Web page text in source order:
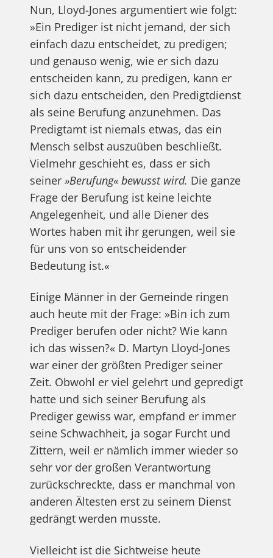
Nun, Lloyd-Jones argumentiert wie folgt:
»Ein Prediger ist nicht jemand, der sich
einfach dazu entscheidet, zu predigen;
und genauso wenig, wie er sich dazu
entscheiden kann, zu predigen, kann er
sich dazu entscheiden, den Predigtdienst
als seine Berufung anzunehmen. Das
Predigtamt ist niemals etwas, das ein
Mensch selbst auszuüben beschließt.
Vielmehr geschieht es, dass er sich
seiner »Berufung« bewusst wird. Die ganze
Frage der Berufung ist keine leichte
Angelegenheit, und alle Diener des
Wortes haben mit ihr gerungen, weil sie
für uns von so entscheidender
Bedeutung ist.«
Einige Männer in der Gemeinde ringen
auch heute mit der Frage: »Bin ich zum
Prediger berufen oder nicht? Wie kann
ich das wissen?« D. Martyn Lloyd-Jones
war einer der größten Prediger seiner
Zeit. Obwohl er viel gelehrt und gepredigt
hatte und sich seiner Berufung als
Prediger gewiss war, empfand er immer
seine Schwachheit, ja sogar Furcht und
Zittern, weil er nämlich immer wieder so
sehr vor der großen Verantwortung
zurückschreckte, dass er manchmal von
anderen Ältesten erst zu seinem Dienst
gedrängt werden musste.
Vielleicht ist die Sichtweise heute